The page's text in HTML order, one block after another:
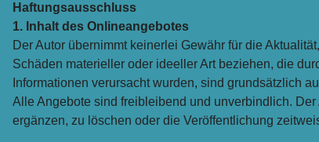
Haftungsausschluss
1. Inhalt des Onlineangebotes
Der Autor übernimmt keinerlei Gewähr für die
Schäden materieller oder ideeller Art beziehen, die
Informationen verursacht wurden, sind grundsätzlich
Alle Angebote sind freibleibend und unverbindlich.
ergänzen, zu löschen oder die Veröffentlichung